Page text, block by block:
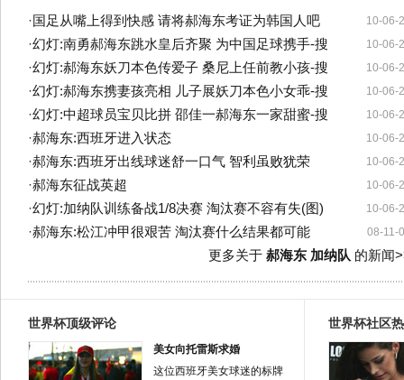
10-06-
· 国足从嘴上得到快感 请将郝海东考证为韩国人吧
10-06-
·幻灯:南勇郝海东跳水皇后齐聚 为中国足球携手-搜
10-06-
·幻灯:郝海东妖刀本色传爱子 桑尼上任前教小孩-搜
10-06-
·幻灯:郝海东携妻孩亮相 儿子展妖刀本色小女乖-搜
10-06-
·幻灯:中超球员宝贝比拼 邵佳一郝海东一家甜蜜-搜
10-06-
·郝海东:西班牙进入状态
10-06-
·郝海东:西班牙出线球迷舒一口气 智利虽败犹荣
10-06-
·郝海东征战英超
10-06-
·幻灯:加纳队训练备战1/8决赛 淘汰赛不容有失(图)
08-11-
·郝海东:松江冲甲很艰苦 淘汰赛什么结果都可能
更多关于 郝海东 加纳队 的新闻
世界杯顶级评论
美女向托雷斯求婚
这位西班牙美女球迷的标牌
世界杯社区